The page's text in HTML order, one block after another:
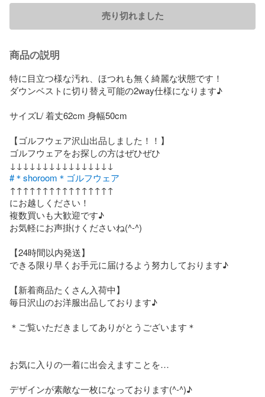
売り切れました
商品の説明
特に目立つ様な汚れ、ほつれも無く綺麗な状態です！
ダウンベストに切り替え可能の2way仕様になります♪
サイズL/ 着丈62cm 身幅50cm
【ゴルフウェア沢山出品しました！！】
ゴルフウェアをお探しの方はぜひぜひ
#＊shoroom＊ゴルフウェア
↑↑↑↑↑↑↑↑↑↑↑↑↑↑↑↑
にお越しください！
複数買いも大歓迎です♪
お気軽にお声掛けくださいね(^-^)
【24時間以内発送】
できる限り早くお手元に届けるよう努力しております♪
【新着商品たくさん入荷中】
毎日沢山のお洋服出品しております♪
＊ご覧いただきましてありがとうございます＊
お気に入りの一着に出会えますことを…
デザインが素敵な一枚になっております(^-^)♪